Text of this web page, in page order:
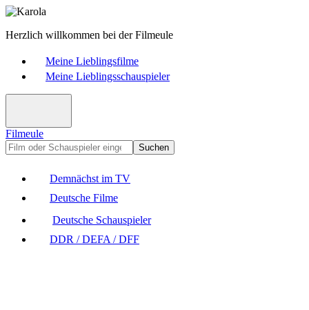
Herzlich willkommen bei der Filmeule
Meine Lieblingsfilme
Meine Lieblingsschauspieler
Filmeule
Suchen
Demnächst im TV
Deutsche Filme
Deutsche Schauspieler
DDR / DEFA / DFF